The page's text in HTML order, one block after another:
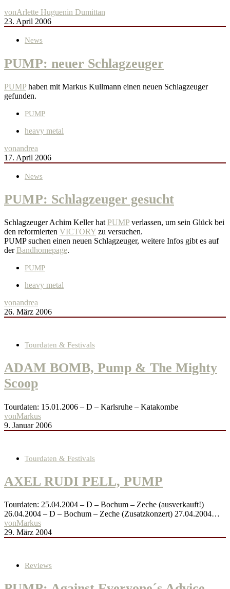
vonArlette Huguenin Dumittan
23. April 2006
News
PUMP: neuer Schlagzeuger
PUMP haben mit Markus Kullmann einen neuen Schlagzeuger
gefunden.
PUMP
heavy metal
vonandrea
17. April 2006
News
PUMP: Schlagzeuger gesucht
Schlagzeuger Achim Keller hat PUMP verlassen, um sein Glück bei
den reformierten VICTORY zu versuchen.
PUMP suchen einen neuen Schlagzeuger, weitere Infos gibt es auf
derBandhomepage.
PUMP
heavy metal
vonandrea
26. März 2006
Tourdaten & Festivals
ADAM BOMB, Pump & The Mighty
Scoop
Tourdaten: 15.01.2006 – D – Karlsruhe – Katakombe
vonMarkus
9. Januar 2006
Tourdaten & Festivals
AXEL RUDI PELL, PUMP
Tourdaten: 25.04.2004 – D – Bochum – Zeche (ausverkauft!)
26.04.2004 – D – Bochum – Zeche (Zusatzkonzert) 27.04.2004…
vonMarkus
29. März 2004
Reviews